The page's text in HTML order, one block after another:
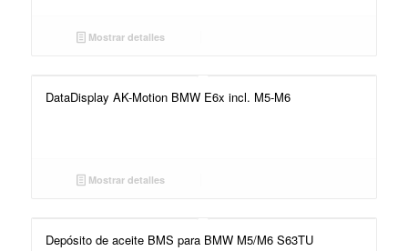
Mostrar detalles
DataDisplay AK-Motion BMW E6x incl. M5-M6
Mostrar detalles
Depósito de aceite BMS para BMW M5/M6 S63TU